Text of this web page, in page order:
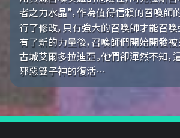
者之力水晶”，作為值得信賴的召喚師
行了修改，只有強大的召喚師才能召喚
有了新的力量後，召喚師們開始開發
古城艾爾多拉迪亞。他們卻渾然不知，
邪惡雙子神的復活…